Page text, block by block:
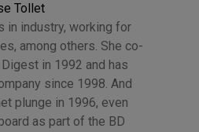
Tollet
in industry, working for
among others. She co-
in 1992 and has
since 1998. And
plunge in 1996, even
as part of the BD